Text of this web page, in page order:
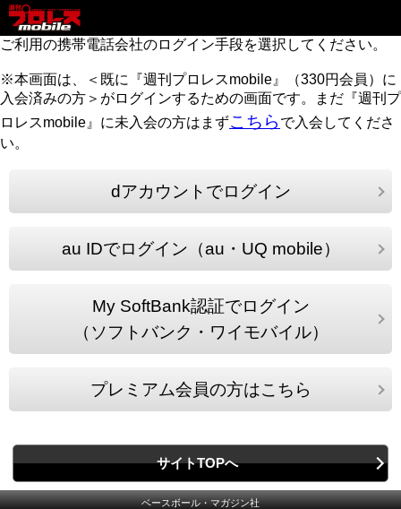
ご利用の携帯電話会社のログイン手段を選択してください。
※本画面は、＜既に『週刊プロレスmobile』（330円会員）に
入会済みの方＞がログインするための画面です。まだ『週刊プ
ロレスmobile』に未入会の方はまずこちら で入会してくださ
い。
dアカウントでログイン
au IDでログイン（au・UQ mobile）
My SoftBank認証でログイン
（ソフトバンク・ワイモバイル）
プレミアム会員の方はこちら
サイトTOPへ
ベースボール・マガジン社